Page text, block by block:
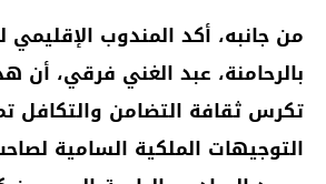
من جانبه، أكد المندوب الإقليمي
بالرحامنة، عبد الغني فرقي، أن
تكرس ثقافة التضامن والتكافل
التوجيهات الملكية السامية